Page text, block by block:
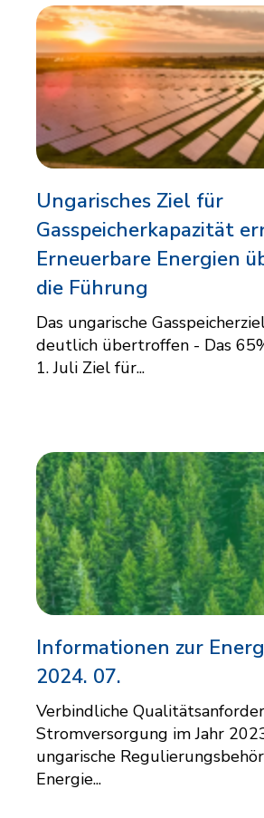
Ungarisches Ziel für
Gasspeicherkapazität
Erneuerbare Energien
die Führung
Das ungarische
deutlich übertroffen - Das
1. Juli Ziel für...
Informationen zur
2024. 07.
Verbindliche
Stromversorgung im Jahr
ungarische
Energie...